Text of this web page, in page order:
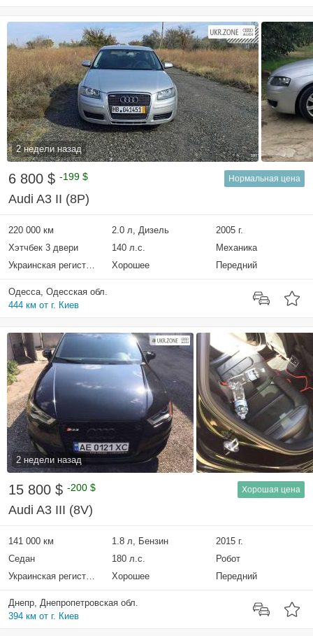
2 недели назад
6 800 $ -199 $ Нормальная цена
Audi A3 II (8P)
220 000 км 2.0 л, Дизель
2005 г.
Хэтчбек 3 двери
140 л.с.
Механика
Украинская регистрация
Хорошее Передний
Одесса, Одесская обл.
444 км от г. Киев
2 недели назад
15 800 $ -200 $ Хорошая цена
Audi A3 III (8V)
141 000 км 1.8 л, Бензин
2015 г.
Седан
180 л.с.
Робот
Украинская регистрация
Хорошее Передний
Днепр, Днепропетровская обл.
394 км от г. Киев